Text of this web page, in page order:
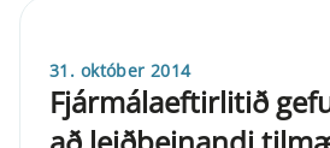
31. október 2014
Fjármálaeftirlitið